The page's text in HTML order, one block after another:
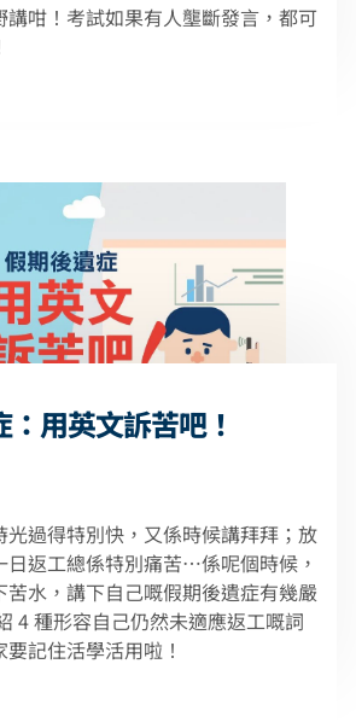
講咁！考試如果有人壟斷發言，都可
用英文訴苦吧！
光過得特別快，又係時候講拜拜；放
日返工總係特別痛苦⋯係呢個時候，
苦水，講下自己嘅假期後遺症有幾嚴
4 種形容自己仍然未適應返工嘅詞
記住活學活用啦！